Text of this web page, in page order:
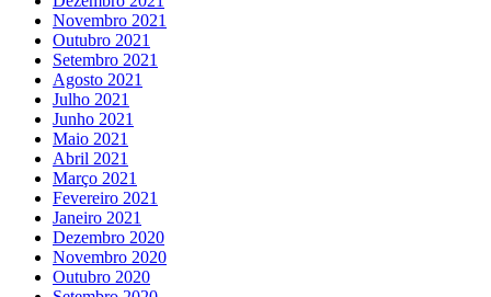
Novembro 2021
Outubro 2021
Setembro 2021
Agosto 2021
Julho 2021
Junho 2021
Maio 2021
Abril 2021
Março 2021
Fevereiro 2021
Janeiro 2021
Dezembro 2020
Novembro 2020
Outubro 2020